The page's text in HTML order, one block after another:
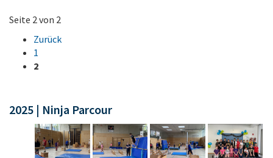
Seite 2 von 2
Zurück
1
2
2025 | Ninja Parcour